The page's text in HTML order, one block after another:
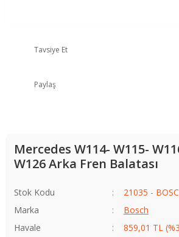
Tavsiye Et
Paylaş
Mercedes W114- W115-
W126 Arka Fren Balatası
Stok Kodu
21035 -
Marka
Bosch
Havale
859,01 TL